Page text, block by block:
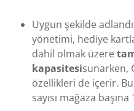
Uygun şekilde
yönetimi, hediye
dahil olmak üzere
kapasitesisunarken,
özellikleri de içerir.
sayısı mağaza başına